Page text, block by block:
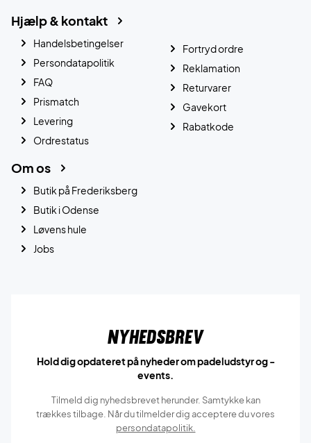
Hjælp & kontakt
Handelsbetingelser
Persondatapolitik
FAQ
Prismatch
Levering
Ordrestatus
Fortryd ordre
Reklamation
Returvarer
Gavekort
Rabatkode
Om os
Butik på Frederiksberg
Butik i Odense
Løvens hule
Jobs
Nyhedsbrev
Hold dig opdateret på nyheder om padeludstyr og -
events.
Tilmeld dig nyhedsbrevet herunder. Samtykke kan
trækkes tilbage. Når du tilmelder dig acceptere du vores
persondatapolitik.